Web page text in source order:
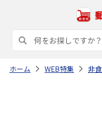
ホーム WEB特集 非